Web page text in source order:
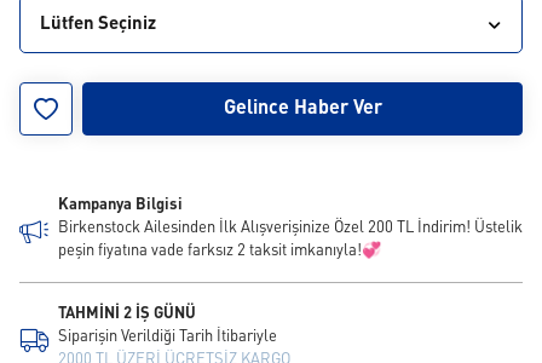
Lütfen Seçiniz
45 46
Gelince Haber Ver
Kampanya Bilgisi
Birkenstock Ailesinden İlk Alışverişinize Özel 200 TL İndirim! Üstelik
peşin fiyatına vade farksız 2 taksit imkanıyla!💞
TAHMİNİ 2 İŞ GÜNÜ
Siparişin Verildiği Tarih İtibariyle